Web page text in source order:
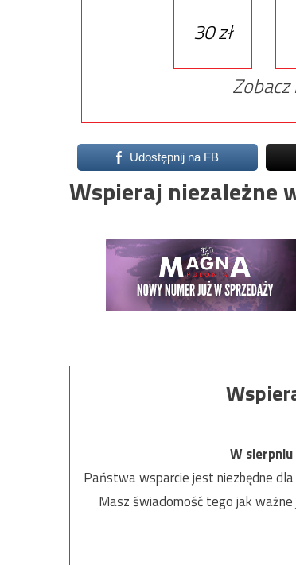
30 zł
Udostępnij na FB
Wspieraj niezależne
W
Państwa wsparcie jest niezbędne
Masz świadomość tego jak